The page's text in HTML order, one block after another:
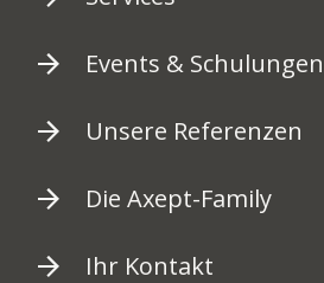
Events & Schulungen
Unsere Referenzen
Die Axept-Family
Ihr Kontakt